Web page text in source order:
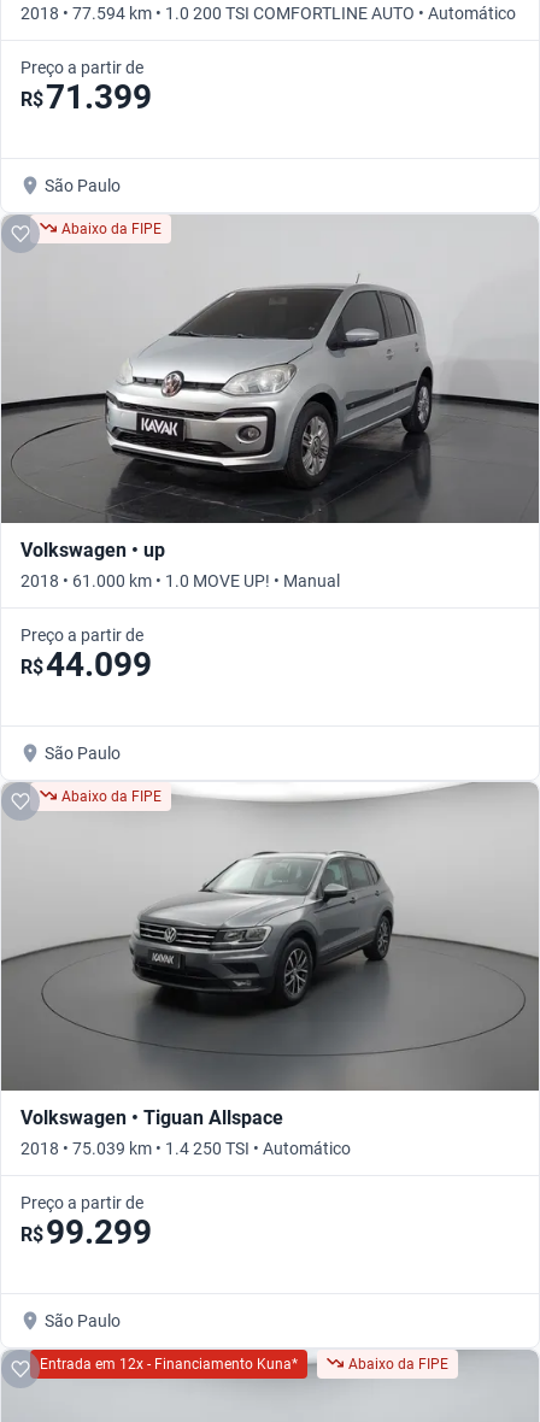
2018 • 77.594 km • 1.0 200 TSI COMFORTLINE AUTO • Automático
Preço a partir de
R$71.399
São Paulo
Abaixo da FIPE
Volkswagen • up
2018 • 61.000 km • 1.0 MOVE UP! • Manual
Preço a partir de
R$44.099
São Paulo
Abaixo da FIPE
Volkswagen • Tiguan Allspace
2018 • 75.039 km • 1.4 250 TSI • Automático
Preço a partir de
R$99.299
São Paulo
Entrada em 12x - Financiamento Kuna* Abaixo da FIPE